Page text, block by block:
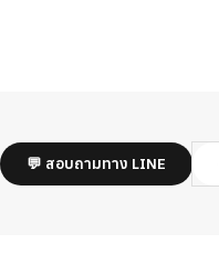
💬 สอบถามทาง LINE